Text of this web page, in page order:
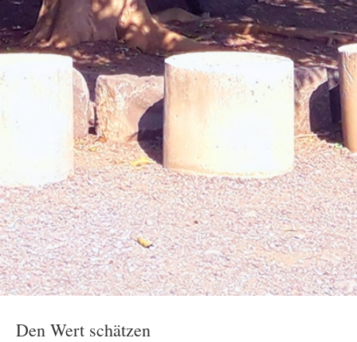
Den Wert schätzen